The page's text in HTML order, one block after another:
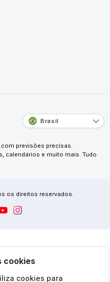
Brasil
previsões precisas.
calendários e muito mais. Tudo
os direitos reservados.
cookies
cookies para